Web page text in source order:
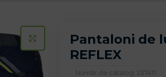
CLICK PENTRU A MARI
Pantaloni de
REFLEX
Număr de catalog: 237417